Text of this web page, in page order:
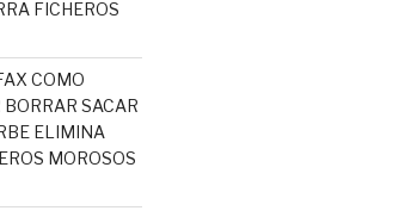
FICHEROS
COMO
SACAR
ELIMINA
MOROSOS